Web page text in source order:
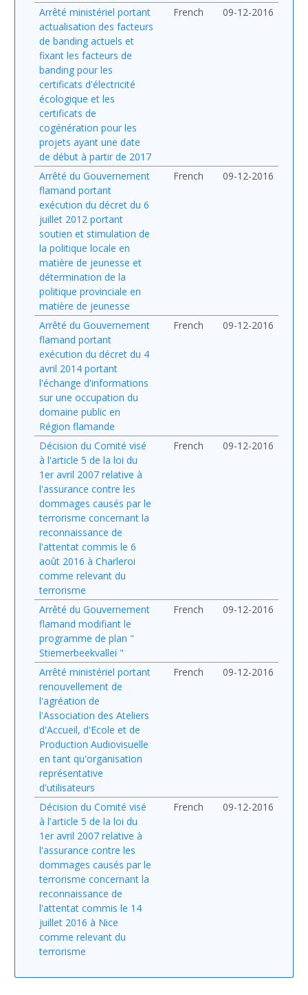
Arrêté ministériel portant
actualisation des facteurs
de banding actuels et
fixant les facteurs de
banding pour les
certificats d'électricité
écologique et les
certificats de
cogénération pour les
projets ayant une date
de début à partir de 2017
French 09-12-2016
Arrêté du Gouvernement
flamand portant
exécution du décret du 6
juillet 2012 portant
soutien et stimulation de
la politique locale en
matière de jeunesse et
détermination de la
politique provinciale en
matière de jeunesse
French 09-12-2016
Arrêté du Gouvernement
flamand portant
exécution du décret du 4
avril 2014 portant
l'échange d'informations
sur une occupation du
domaine public en
Région flamande
French 09-12-2016
Décision du Comité visé
à l'article 5 de la loi du
1er avril 2007 relative à
l'assurance contre les
dommages causés par le
terrorisme concernant la
reconnaissance de
l'attentat commis le 6
août 2016 à Charleroi
comme relevant du
terrorisme
French 09-12-2016
Arrêté du Gouvernement
flamand modifiant le
programme de plan "
Stiemerbeekvallei "
French 09-12-2016
Arrêté ministériel portant
renouvellement de
l'agréation de
l'Association des Ateliers
d'Accueil, d'Ecole et de
Production Audiovisuelle
en tant qu'organisation
représentative
d'utilisateurs
French 09-12-2016
Décision du Comité visé
à l'article 5 de la loi du
1er avril 2007 relative à
l'assurance contre les
dommages causés par le
terrorisme concernant la
reconnaissance de
l'attentat commis le 14
juillet 2016 à Nice
comme relevant du
terrorisme
French 09-12-2016